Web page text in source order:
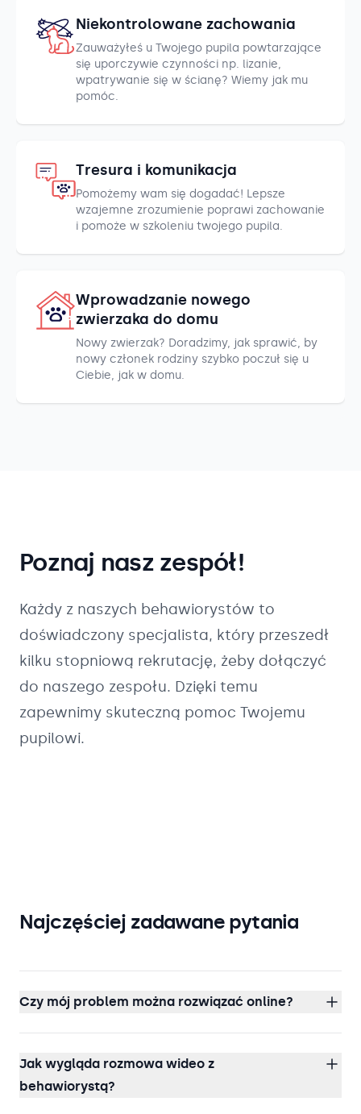
Niekontrolowane zachowania
Zauważyłeś u Twojego pupila powtarzające
się uporczywie czynności np. lizanie,
wpatrywanie się w ścianę? Wiemy jak mu
pomóc.
Tresura i komunikacja
Pomożemy wam się dogadać! Lepsze
wzajemne zrozumienie poprawi zachowanie
i pomoże w szkoleniu twojego pupila.
Wprowadzanie nowego
zwierzaka do domu
Nowy zwierzak? Doradzimy, jak sprawić, by
nowy członek rodziny szybko poczuł się u
Ciebie, jak w domu.
Poznaj nasz zespół!
Każdy z naszych behawiorystów to
doświadczony specjalista, który przeszedł
kilku stopniową rekrutację, żeby dołączyć
do naszego zespołu. Dzięki temu
zapewnimy skuteczną pomoc Twojemu
pupilowi.
Najczęściej zadawane pytania
Czy mój problem można rozwiązać online?
Jak wygląda rozmowa wideo z
behawiorystą?